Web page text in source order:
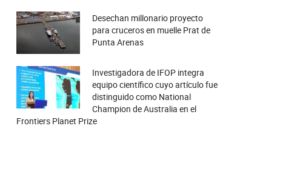
Desechan millonario proyecto
para cruceros en muelle Prat de
Punta Arenas
Investigadora de IFOP integra
equipo científico cuyo artículo fue
distinguido como National
Champion de Australia en el
Frontiers Planet Prize